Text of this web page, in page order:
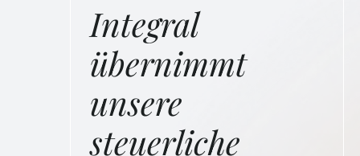
Integral
übernimmt
unsere
steuerliche